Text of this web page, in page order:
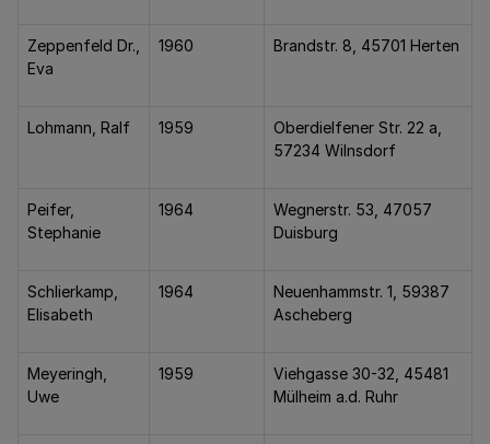
Zeppenfeld Dr.,
Eva
1960 Brandstr. 8, 45701 Herten
Lohmann, Ralf 1959
Oberdielfener Str. 22 a,
57234 Wilnsdorf
Peifer,
Stephanie
1964
Wegnerstr. 53, 47057
Duisburg
Schlierkamp,
Elisabeth
1964
Neuenhammstr. 1, 59387
Ascheberg
Meyeringh,
Uwe
1959
Viehgasse 30-32, 45481
Mülheim a.d. Ruhr